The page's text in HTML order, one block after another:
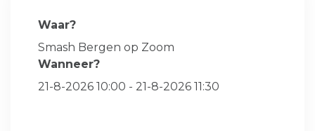
Waar?
Smash Bergen op Zoom
Wanneer?
21-8-2026 10:00 - 21-8-2026 11:30